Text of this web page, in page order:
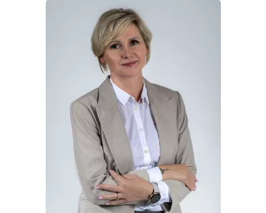
WIĘCEJ INFORMACJI
JOANNA
GOLEC